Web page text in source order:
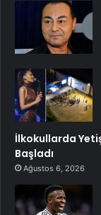
İlkokullarda
Başladı
Ağustos 6, 2026